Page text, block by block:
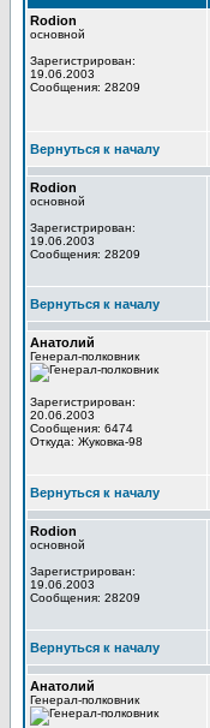
Rodion
основной
Зарегистрирован:
19.06.2003
Сообщения: 28209
Вернуться к началу
Rodion
основной
Зарегистрирован:
19.06.2003
Сообщения: 28209
Вернуться к началу
Анатолий
Генерал-полковник
Зарегистрирован:
20.06.2003
Сообщения: 6474
Откуда: Жуковка-98
Вернуться к началу
Rodion
основной
Зарегистрирован:
19.06.2003
Сообщения: 28209
Вернуться к началу
Анатолий
Генерал-полковник